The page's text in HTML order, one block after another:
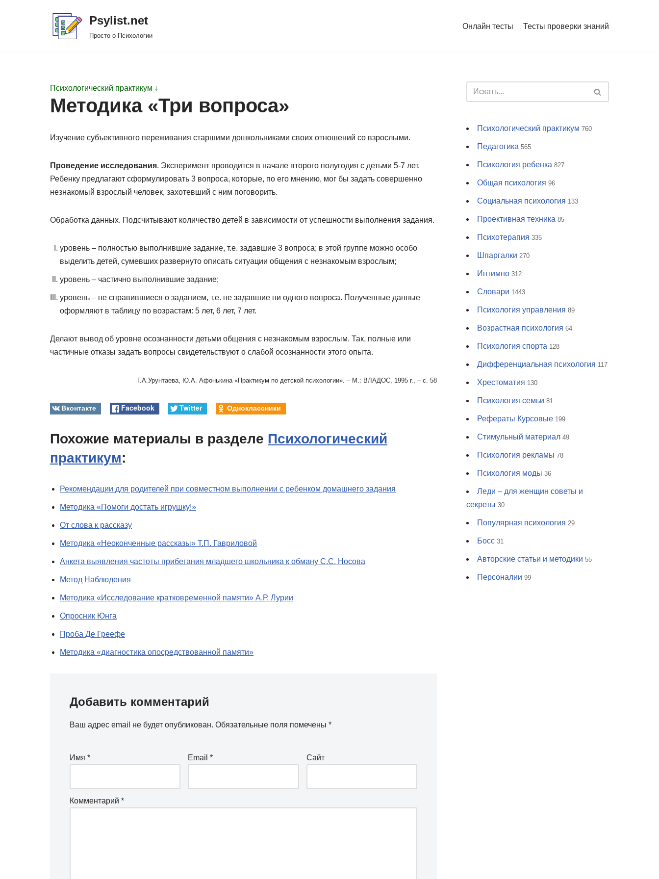
Psylist.net
Просто о Психологии
Онлайн тесты Тесты проверки знаний
Психологический практикум ↓
Методика «Три вопроса»
Изучение субъективного переживания старшими дошкольниками своих отношений со взрослыми.
Проведение исследования. Эксперимент проводится в начале второго полугодия с детьми 5-7 лет.
Ребенку предлагают сформулировать 3 вопроса, которые, по его мнению, мог бы задать совершенно
незнакомый взрослый человек, захотевший с ним поговорить.
Обработка данных. Подсчитывают количество детей в зависимости от успешности выполнения задания.
уровень – полностью выполнившие задание, т.е. задавшие 3 вопроса; в этой группе можно особо
выделить детей, сумевших развернуто описать ситуации общения с незнакомым взрослым;
уровень – частично выполнившие задание;
уровень – не справившиеся о заданием, т.е. не задавшие ни одного вопроса. Полученные данные
оформляют в таблицу по возрастам: 5 лет, 6 лет, 7 лет.
Делают вывод об уровне осознанности детьми общения с незнакомым взрослым. Так, полные или
частичные отказы задать вопросы свидетельствуют о слабой осознанности этого опыта.
Г.А.Урунтаева, Ю.А. Афонькина «Практикум по детской психологии». – М.: ВЛАДОС, 1995 г., – с. 58
Вконтакте Facebook Twitter Одноклассники
Похожие материалы в разделе Психологический
практикум:
Рекомендации для родителей при совместном выполнении с ребенком домашнего задания
Методика «Помоги достать игрушку!»
От слова к рассказу
Методика «Неоконченные рассказы» Т.П. Гавриловой
Анкета выявления частоты прибегания младшего школьника к обману С.С. Носова
Метод Наблюдения
Методика «Исследование кратковременной памяти» А.Р. Лурии
Опросник Юнга
Проба Де Греефе
Методика «диагностика опосредствованной памяти»
Добавить комментарий
Ваш адрес email не будет опубликован. Обязательные поля помечены *
Имя * Email* Сайт
Комментарий *
Психологический практикум 760
Педагогика 565
Психология ребенка 827
Общая психология 96
Социальная психология 133
Проективная техника 85
Психотерапия 335
Шпаргалки 270
Интимно 312
Словари 1443
Психология управления 89
Возрастная психология 64
Психология спорта 128
Дифференциальная психология 117
Хрестоматия 130
Психология семьи 81
Рефераты Курсовые 199
Стимульный материал 49
Психология рекламы 78
Психология моды 36
Леди – для женщин советы и
секреты 30
Популярная психология 29
Босс 31
Авторские статьи и методики 55
Персоналии 99